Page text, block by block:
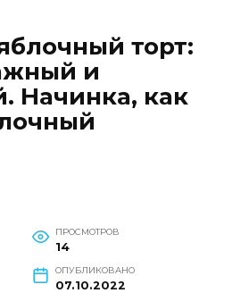
торт:
и
Начинка, как
ПРОСМОТРОВ
14
ОПУБЛИКОВАНО
07.10.2022